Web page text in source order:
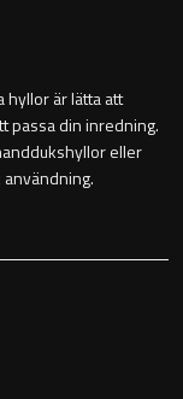
hyllor är lätta att
passa din inredning.
eller